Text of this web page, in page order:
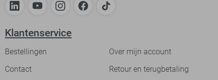
Klantenservice
Bestellingen
Over mijn account
Contact
Retour en terugbetaling